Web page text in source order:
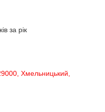
за рік
Хмельницький,